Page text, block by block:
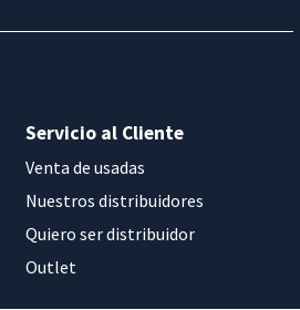
Servicio al Cliente
Venta de usadas
Nuestros distribuidores
Quiero ser distribuidor
Outlet